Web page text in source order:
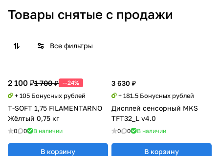
Товары снятые с продажи
Все фильтры
2 100 ₽1 700 ₽ --24%
+ 105 Бонусных рублей
T-SOFT 1,75 FILAMENTARNO
Жёлтый 0,75 кг
0 0 В наличии
В корзину
3 630 ₽
+ 181.5 Бонусных рублей
Дисплей сенсорный MKS
TFT32_L v4.0
0 0 В наличии
В корзину